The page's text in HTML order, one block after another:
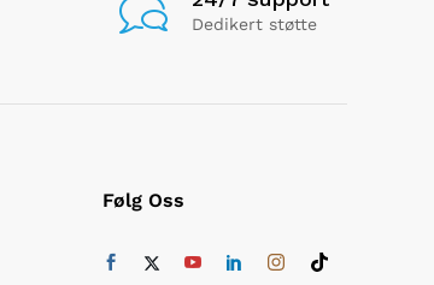
Dedikert støtte
Følg Oss